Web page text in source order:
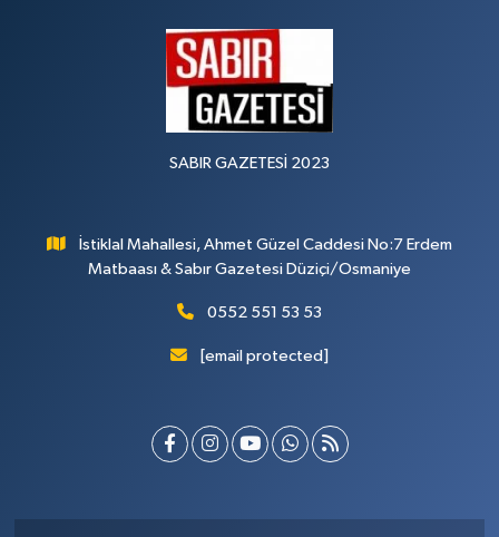
SABIR GAZETESİ 2023
İstiklal Mahallesi, Ahmet Güzel Caddesi No:7 Erdem
Matbaası & Sabır Gazetesi Düziçi/Osmaniye
0552 551 53 53
[email protected]